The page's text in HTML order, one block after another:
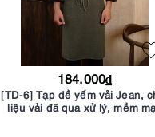
184.000₫
[TD-6] Tạp dề yếm vải Jean,
liệu vải đã qua xử lý, mềm